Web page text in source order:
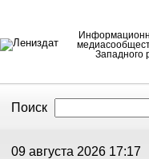
Западного
Поиск
09 августа 2026 17:17